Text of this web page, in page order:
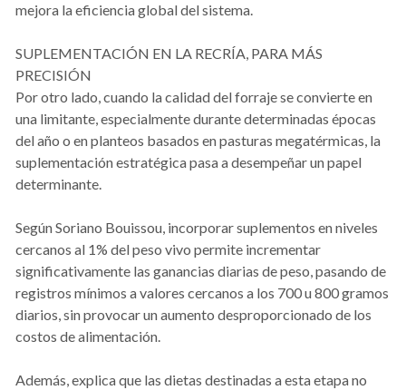
mejora la eficiencia global del sistema.
SUPLEMENTACIÓN EN LA RECRÍA, PARA MÁS
PRECISIÓN
Por otro lado, cuando la calidad del forraje se convierte en
una limitante, especialmente durante determinadas épocas
del año o en planteos basados en pasturas megatérmicas, la
suplementación estratégica pasa a desempeñar un papel
determinante.
Según Soriano Bouissou, incorporar suplementos en niveles
cercanos al 1% del peso vivo permite incrementar
significativamente las ganancias diarias de peso, pasando de
registros mínimos a valores cercanos a los 700 u 800 gramos
diarios, sin provocar un aumento desproporcionado de los
costos de alimentación.
Además, explica que las dietas destinadas a esta etapa no